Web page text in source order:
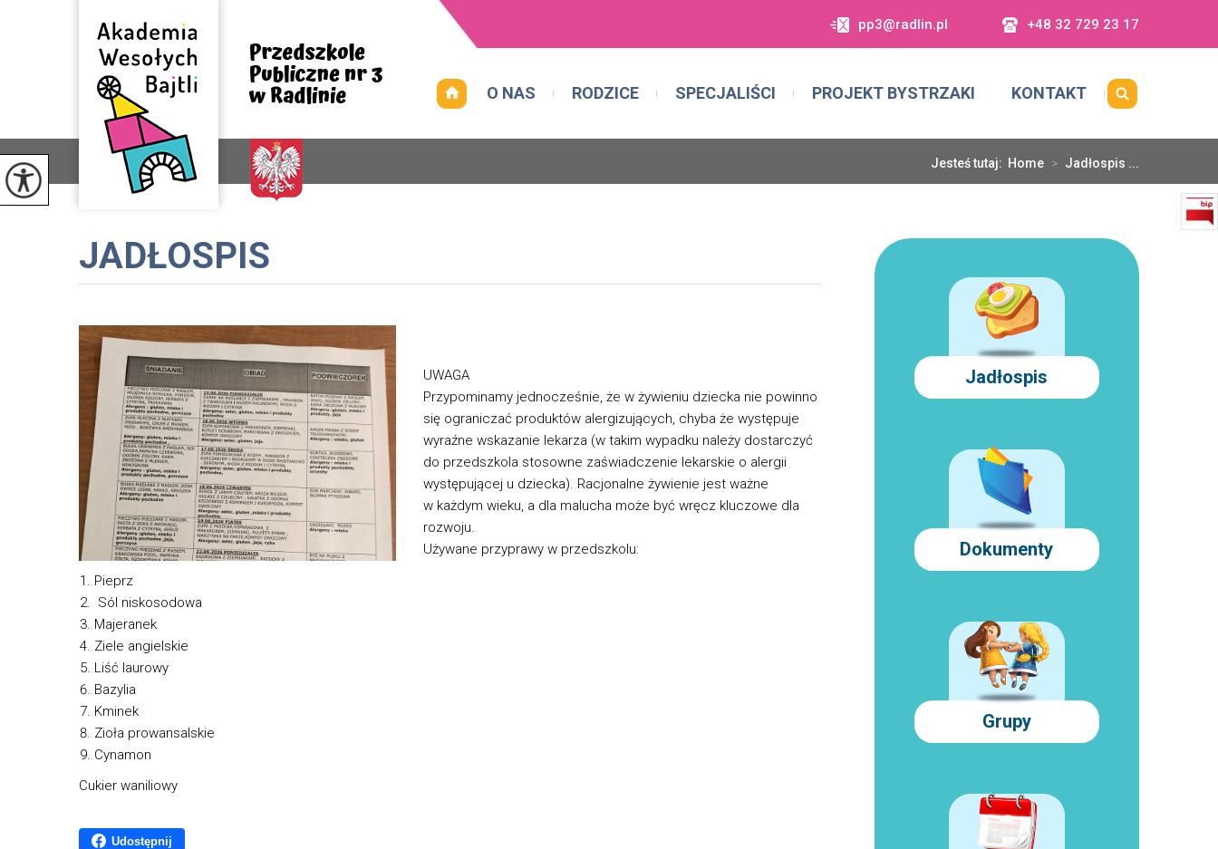
pp3@radlin.pl +48 32 729 23 17
O NAS RODZICE SPECJALIŚCI PROJEKT BYSTRZAKI KONTAKT
Jesteś tutaj: Home > Jadłospis ...
JADŁOSPIS
UWAGA
Przypominamy jednocześnie, że w żywieniu dziecka nie powinno
się ograniczać produktów alergizujących, chyba że występuje
wyraźne wskazanie lekarza (w takim wypadku należy dostarczyć
do przedszkola stosowne zaświadczenie lekarskie o alergii
występującej u dziecka). Racjonalne żywienie jest ważne
w każdym wieku, a dla malucha może być wręcz kluczowe dla
rozwoju.
Używane przyprawy w przedszkolu:
Pieprz
Sól niskosodowa
Majeranek
Ziele angielskie
Liść laurowy
Bazylia
Kminek
Zioła prowansalskie
Cynamon
Cukier waniliowy
Udostępnij
Jadłospis
Dokumenty
Grupy